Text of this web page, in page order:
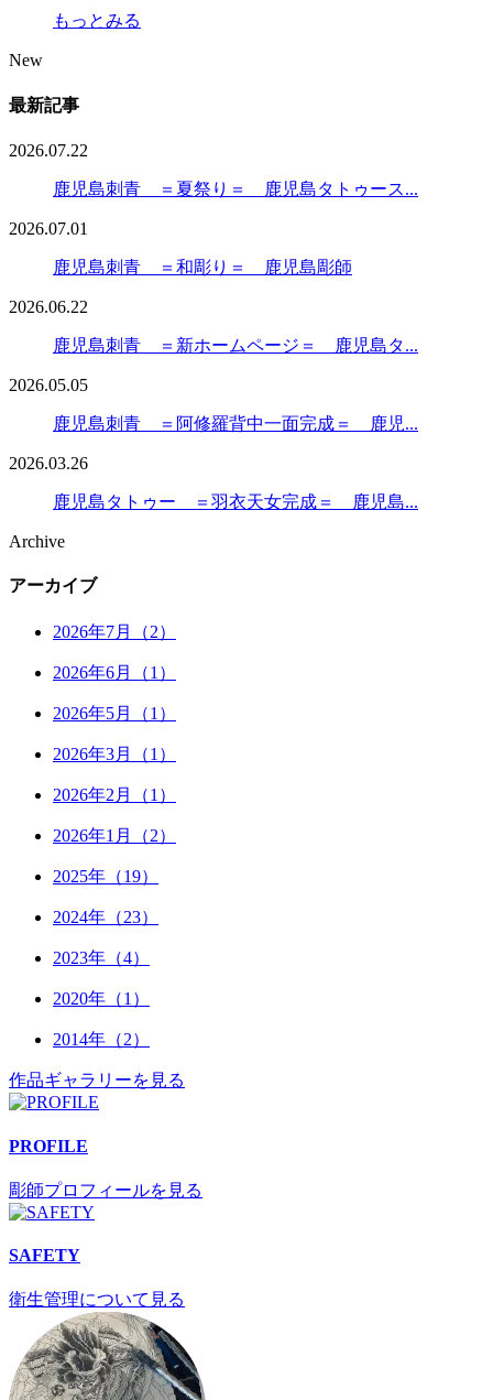
もっとみる
New
最新記事
2026.07.22
鹿児島刺青 ＝夏祭り＝ 鹿児島タトゥース...
2026.07.01
鹿児島刺青 ＝和彫り＝ 鹿児島彫師
2026.06.22
鹿児島刺青 ＝新ホームページ＝ 鹿児島タ...
2026.05.05
鹿児島刺青 ＝阿修羅背中一面完成＝ 鹿児...
2026.03.26
鹿児島タトゥー ＝羽衣天女完成＝ 鹿児島...
Archive
アーカイブ
2026年7月（2）
2026年6月（1）
2026年5月（1）
2026年3月（1）
2026年2月（1）
2026年1月（2）
2025年（19）
2024年（23）
2023年（4）
2020年（1）
2014年（2）
作品ギャラリーを見る
PROFILE
彫師プロフィールを見る
SAFETY
衛生管理について見る